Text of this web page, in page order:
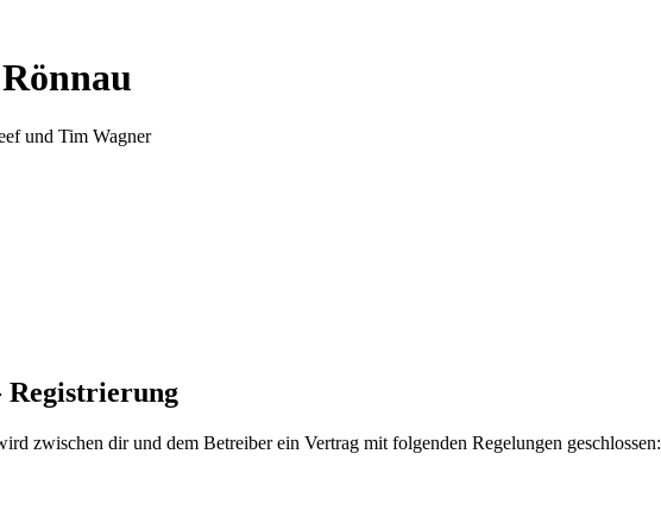
und Tim Wagner
Registrierung
zwischen dir und dem Betreiber ein Vertrag mit folgenden Regelungen geschlossen: